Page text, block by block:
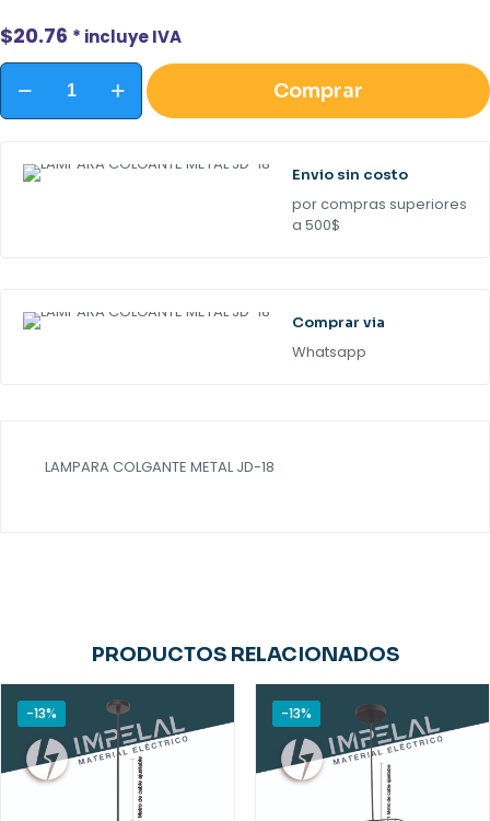
$20.76 * incluye IVA
LAMPARA
COLGANTE
METAL
cantidad
Comprar
Envio sin costo
por compras superiores
a 500$
Comprar via
Whatsapp
LAMPARA COLGANTE METAL JD-18
PRODUCTOS RELACIONADOS
-13% -13%